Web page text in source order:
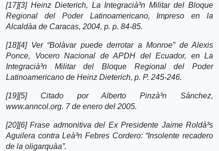
[17][3] Heinz Dieterich, La Integracià³n Militar del Bloque
Regional del Poder Latinoamericano, Impreso en la
Alcaldà­a de Caracas, 2004, p. p. 84-85.
[18][4] Ver “Bolà­var puede derrotar a Monroe” de Alexis
Ponce, Vocero Nacional de APDH del Ecuador, en La
Integracià³n Militar del Bloque Regional del Poder
Latinoamericano de Heinz Dieterich, p. P. 245-246.
[19][5] Citado por Alberto Pinzà³n Sánchez,
www.anncol.org. 7 de enero del 2005.
[20][6] Frase admonitiva del Ex Presidente Jaime Roldà³s
Aguilera contra Leà³n Febres Cordero: “Insolente recadero
de la oligarquà­a”.